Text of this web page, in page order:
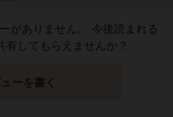
がありません。 今後読まれる
有してもらえませんか？
ーを書く